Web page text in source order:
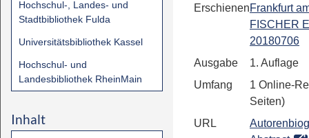
Hochschul-, Landes- und
Stadtbibliothek Fulda
Universitätsbibliothek Kassel
Hochschul- und
Landesbibliothek RheinMain
Inhalt
ErschienenFrankfurt
FISCHER
20180706
Ausgabe
1. Auflage
Umfang
1 Online-
Seiten)
URL